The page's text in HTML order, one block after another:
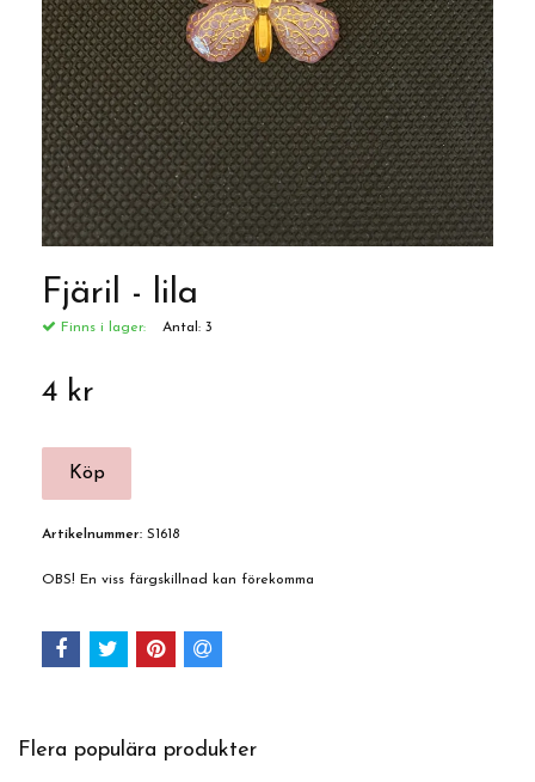
Fjäril - lila
Finns i lager: Antal: 3
4 kr
Artikelnummer: S1618
OBS! En viss färgskillnad kan förekomma
Flera populära produkter